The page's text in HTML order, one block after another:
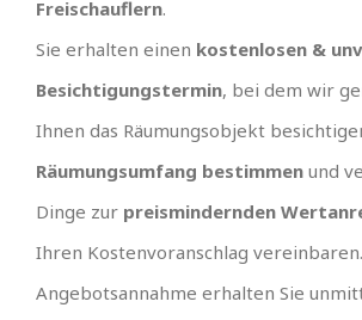
Freischauflern.
Sie erhalten einen kostenlosen &
Besichtigungstermin, bei dem wir
Ihnen das Räumungsobjekt
Räumungsumfang bestimmen und
Dinge zur preismindernden
Ihren Kostenvoranschlag
Angebotsannahme erhalten Sie